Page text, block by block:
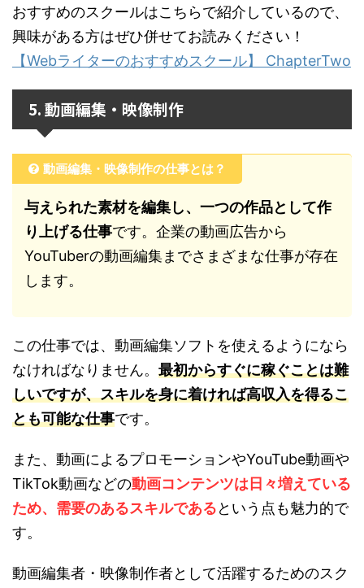
おすすめのスクールはこちらで紹介しているので、
興味がある方はぜひ併せてお読みください！
【Webライターのおすすめスクール】 ChapterTwo
5. 動画編集・映像制作
動画編集・映像制作の仕事とは？
与えられた素材を編集し、一つの作品として作
り上げる仕事です。企業の動画広告から
YouTuberの動画編集までさまざまな仕事が存在
します。
この仕事では、動画編集ソフトを使えるようになら
なければなりません。 最初からすぐに稼ぐことは難
しいですが、スキルを身に着ければ高収入を得るこ
とも可能な仕事です。
また、動画によるプロモーションやYouTube動画や
TikTok動画などの動画コンテンツは日々増えている
ため、需要のあるスキルであるという点も魅力的で
す。
動画編集者・映像制作者として活躍するためのスク